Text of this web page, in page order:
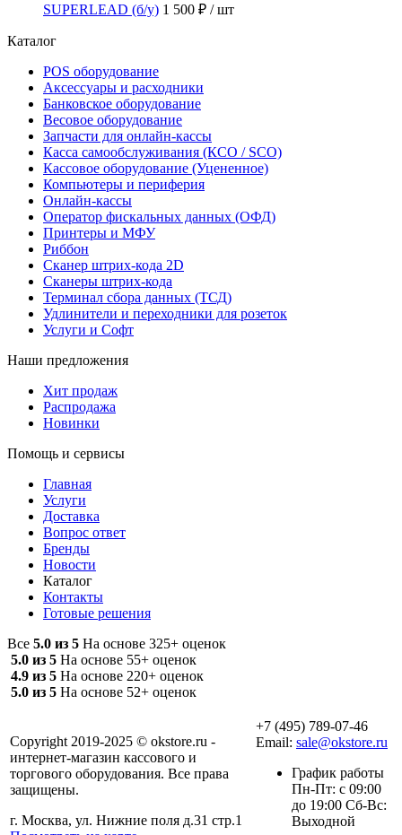
SUPERLEAD (б/у) 1 500 ₽ / шт
Каталог
POS оборудование
Аксессуары и расходники
Банковское оборудование
Весовое оборудование
Запчасти для онлайн-кассы
Касса самообслуживания (КСО / SCO)
Кассовое оборудование (Уцененное)
Компьютеры и периферия
Онлайн-кассы
Оператор фискальных данных (ОФД)
Принтеры и МФУ
Риббон
Сканер штрих-кода 2D
Сканеры штрих-кода
Терминал сбора данных (ТСД)
Удлинители и переходники для розеток
Услуги и Софт
Наши предложения
Хит продаж
Распродажа
Новинки
Помощь и сервисы
Главная
Услуги
Доставка
Вопрос ответ
Бренды
Новости
Каталог
Контакты
Готовые решения
Все 5.0 из 5 На основе 325+ оценок
5.0 из 5 На основе 55+ оценок
4.9 из 5 На основе 220+ оценок
5.0 из 5 На основе 52+ оценок
Copyright 2019-2025 © okstore.ru -
интернет-магазин кассового и
торгового оборудования. Все права
защищены.
г. Москва, ул. Нижние поля д.31 стр.1
+7 (495) 789-07-46
Email: sale@okstore.ru
График работы
Пн-Пт: с 09:00
до 19:00 Сб-Вс:
Выходной